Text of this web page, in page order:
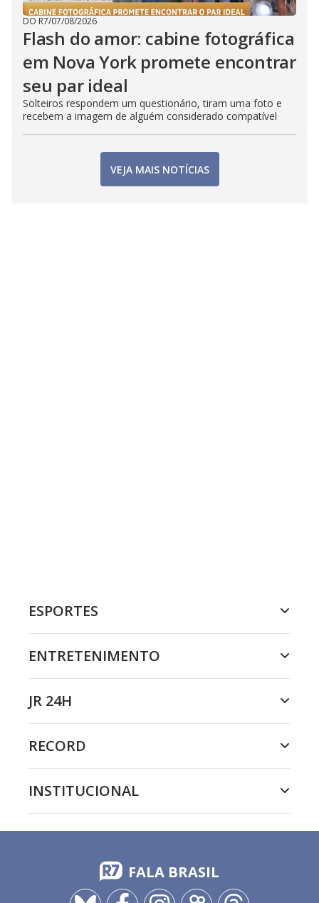
DO R7/07/08/2026
Flash do amor: cabine fotográfica
em Nova York promete encontrar
seu par ideal
Solteiros respondem um questionário, tiram uma foto e
recebem a imagem de alguém considerado compatível
VEJA MAIS NOTÍCIAS
ESPORTES
ENTRETENIMENTO
JR 24H
RECORD
INSTITUCIONAL
FALA BRASIL